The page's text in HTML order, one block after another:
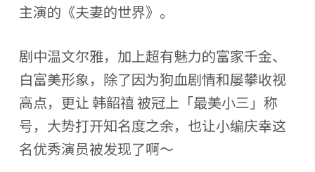
主演的《夫妻的世界》。
剧中温文尔雅，加上超有魅力的富家千金、
白富美形象，除了因为狗血剧情和屡攀收视
高点，更让 韩韶禧 被冠上「最美小三」称
号，大势打开知名度之余，也让小编庆幸这
名优秀演员被发现了啊～